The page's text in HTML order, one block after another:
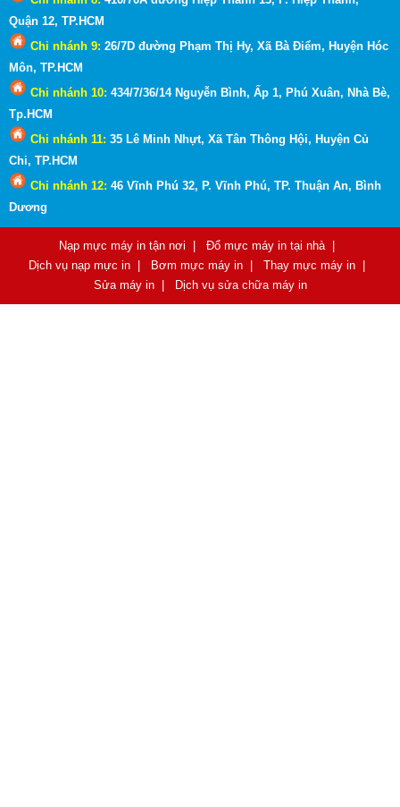
Quận 12, TP.HCM
Chi nhánh 9: 26/7D đường Phạm Thị Hy, Xã Bà Điểm, Huyện Hóc
Môn, TP.HCM
Chi nhánh 10: 434/7/36/14 Nguyễn Bình, Ấp 1, Phú Xuân, Nhà Bè,
Tp.HCM
Chi nhánh 11: 35 Lê Minh Nhựt, Xã Tân Thông Hội, Huyện Củ
Chi, TP.HCM
Chi nhánh 12: 46 Vĩnh Phú 32, P. Vĩnh Phú, TP. Thuận An, Bình
Dương
Nạp mực máy in tận nơi Đổ mực máy in tại nhà|
Dịch vụ nạp mực in| Bơm mực máy in| Thay mực máy in|
Sửa máy in| Dịch vụ sửa chữa máy in